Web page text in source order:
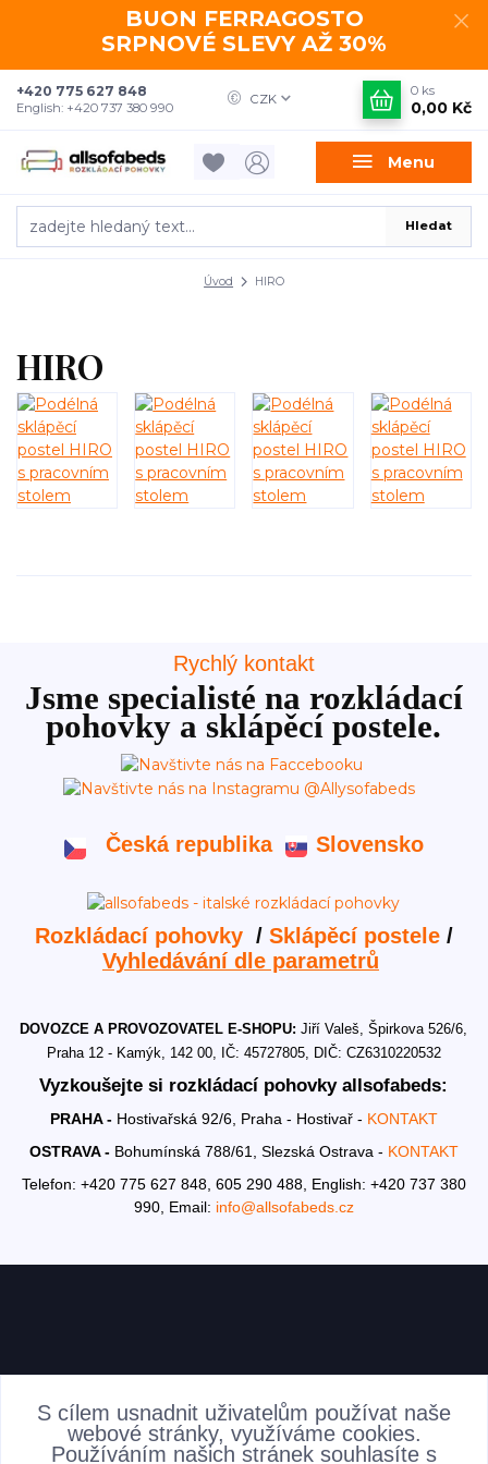
BUON FERRAGOSTO
SRPNOVÉ SLEVY AŽ 30%
Menu
CZK
Hledat
+420 775 627 848
English: +420 737 380 990
0 ks
0,00 Kč
Úvod HIRO
HIRO
Rychlý kontakt
Jsme specialisté na rozkládací
pohovky a sklápěcí postele.
Česká republika Slovensko
Rozkládací pohovky / Sklápěcí postele/
Vyhledávání dle parametrů
DOVOZCE A PROVOZOVATEL E-SHOPU:Jiří Valeš, Špirkova 526/6,
Praha 12 - Kamýk, 142 00, IČ: 45727805, DIČ: CZ6310220532
Vyzkoušejte si rozkládací pohovky allsofabeds:
PRAHA - Hostivařská 92/6, Praha - Hostivař - KONTAKT
OSTRAVA - Bohumínská 788/61, Slezská Ostrava - KONTAKT
Telefon: +420 775 627 848, 605 290 488, English: +420 737 380
990, Email: info@allsofabeds.cz
AKTUALITY
S cílem usnadnit uživatelům používat naše
webové stránky, využíváme cookies.
Používáním našich stránek souhlasíte s